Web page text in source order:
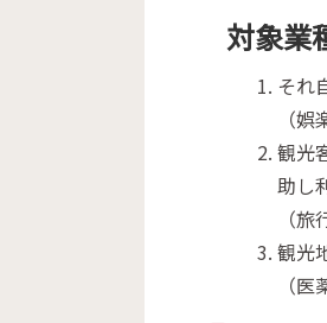
対象業
それ
（
観光
助し
（
観光
（